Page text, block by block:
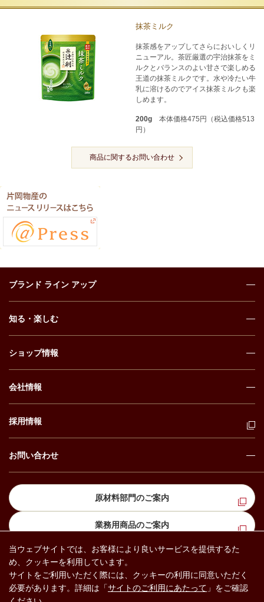
抹茶ミルク
抹茶感をアップしてさらにおいしくリ
ニューアル。茶匠厳選の宇治抹茶をミ
ルクとバランスのよい甘さで楽しめる
王道の抹茶ミルクです。水や冷たい牛
乳に溶けるのでアイス抹茶ミルクも楽
しめます。
200g 本体価格475円（税込価格513
円）
商品に関するお問い合わせ
ブランド ライン アップ
知る・楽しむ
ショップ情報
会社情報
採用情報
お問い合わせ
原材料部門のご案内
業務用商品のご案内
プライバシー ポリシー
カスタマーハラスメントに対する基本方
針
サイトのご利用にあたって
当ウェブサイトでは、お客様により良いサービスを提供するた
め、クッキーを利用しています。
サイトをご利用いただく際には、クッキーの利用に同意いただく
必要があります。詳細は「サイトのご利用にあたって 」をご確認